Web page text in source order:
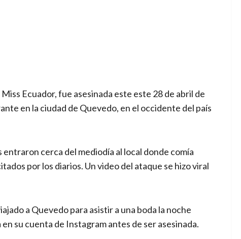
Ecuador, fue asesinada este este 28 de abril de
en la ciudad de Quevedo, en el occidente del país
entraron cerca del mediodía al local donde comía
por los diarios. Un video del ataque se hizo viral
a Quevedo para asistir a una boda la noche
su cuenta de Instagram antes de ser asesinada.